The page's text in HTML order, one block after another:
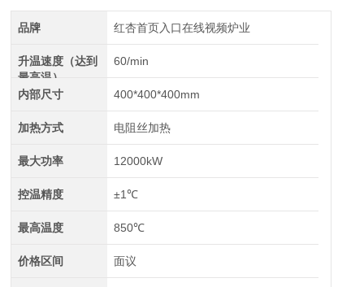
品牌 红杏首页入口在线视频炉业
升温速度（达到
最高温）
60/min
内部尺寸 400*400*400mm
加热方式 电阻丝加热
最大功率 12000kW
控温精度 ±1℃
最高温度 850℃
价格区间 面议